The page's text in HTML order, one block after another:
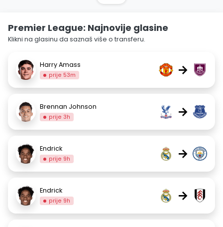
Premier League: Najnovije glasine
Klikni na glasinu da saznaš više o transferu.
Harry Amass
prije 53m →
Brennan Johnson
prije 3h →
Endrick
prije 9h →
Endrick
prije 9h →